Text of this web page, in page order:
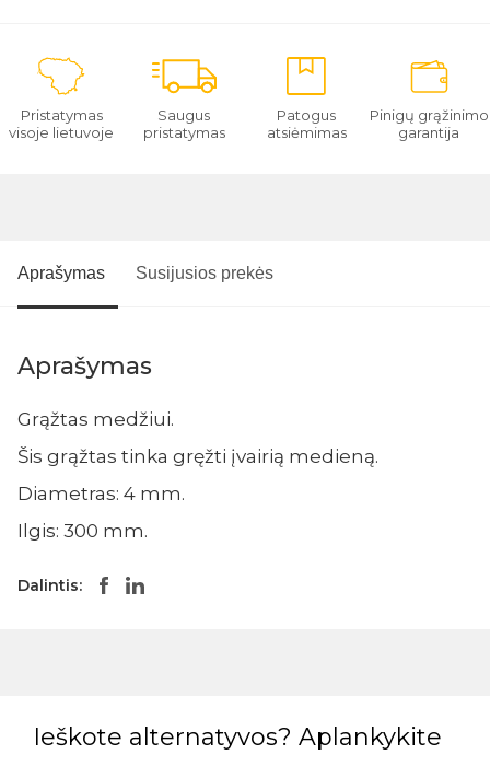
Pristatymas
visoje lietuvoje
Saugus
pristatymas
Patogus
atsiėmimas
Pinigų grąžinimo
garantija
Aprašymas Susijusios prekės
Aprašymas
Grąžtas medžiui.
Šis grąžtas tinka gręžti įvairią medieną.
Diametras: 4 mm.
Ilgis: 300 mm.
Dalintis:
Ieškote alternatyvos? Aplankykite